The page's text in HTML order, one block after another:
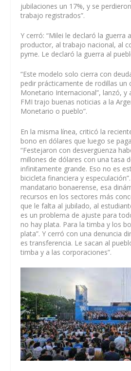
jubilaciones un 17%, y se
trabajo registrados”.
Y cerró: “Milei le declaró la guerra
productor, al trabajo nacional, al
pyme. Le declaró la guerra al
“Este modelo solo cierra con
pedir prácticamente de rodillas un
Monetario Internacional”, lanzó, y
FMI trajo buenas noticias a la
Monetario o pueblo”.
En la misma línea, criticó la
bono en dólares que luego se
“Festejaron con desvergüenza
millones de dólares con una tasa
infinitamente grande. Eso no es
bicicleta financiera y
mandatario bonaerense, esa
recursos en los sectores más
que le falta al jubilado, al
es un problema de ajuste para
no hay plata. Para la timba y los
plata”. Y cerró con una denuncia
es transferencia. Le sacan al
timba y a las corporaciones”.